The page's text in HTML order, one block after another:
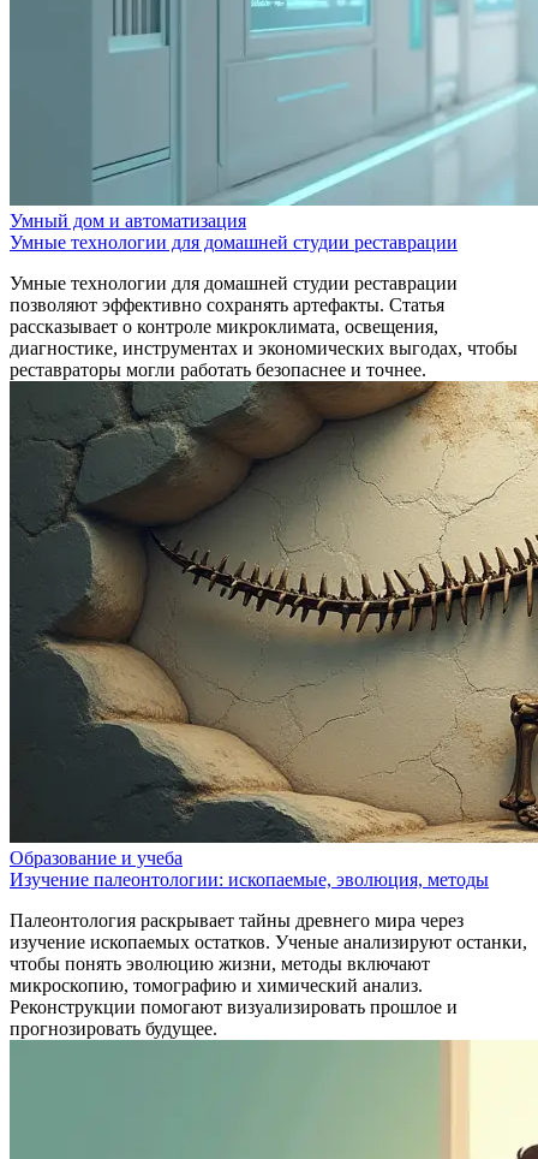
Умный дом и автоматизация
Умные технологии для домашней студии реставрации
Умные технологии для домашней студии реставрации
позволяют эффективно сохранять артефакты. Статья
рассказывает о контроле микроклимата, освещения,
диагностике, инструментах и экономических выгодах, чтобы
реставраторы могли работать безопаснее и точнее.
Образование и учеба
Изучение палеонтологии: ископаемые, эволюция, методы
Палеонтология раскрывает тайны древнего мира через
изучение ископаемых остатков. Ученые анализируют останки,
чтобы понять эволюцию жизни, методы включают
микроскопию, томографию и химический анализ.
Реконструкции помогают визуализировать прошлое и
прогнозировать будущее.